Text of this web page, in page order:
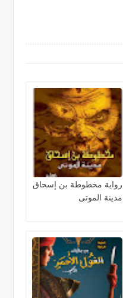
رواية مخطوطة بن إسحاق
مدينة الموتى